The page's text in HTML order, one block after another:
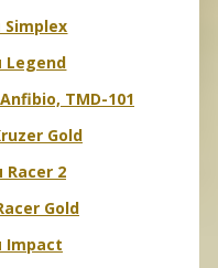
Legend
TMD-101
Gold
2
Gold
Impact